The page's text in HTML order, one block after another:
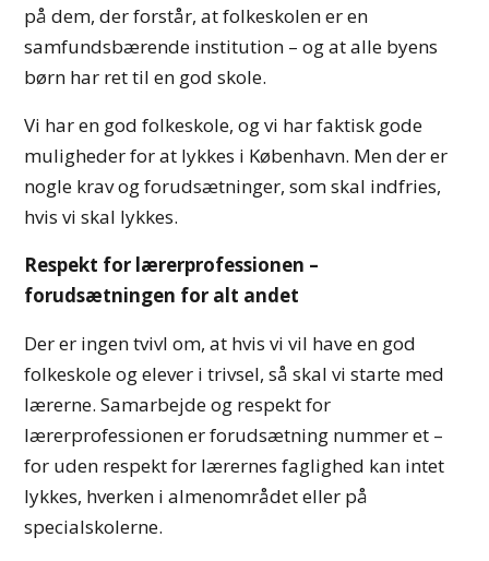
på dem, der forstår, at folkeskolen er en
samfundsbærende institution – og at alle byens
børn har ret til en god skole.
Vi har en god folkeskole, og vi har faktisk gode
muligheder for at lykkes i København. Men der er
nogle krav og forudsætninger, som skal indfries,
hvis vi skal lykkes.
Respekt for lærerprofessionen –
forudsætningen for alt andet
Der er ingen tvivl om, at hvis vi vil have en god
folkeskole og elever i trivsel, så skal vi starte med
lærerne. Samarbejde og respekt for
lærerprofessionen er forudsætning nummer et –
for uden respekt for lærernes faglighed kan intet
lykkes, hverken i almenområdet eller på
specialskolerne.